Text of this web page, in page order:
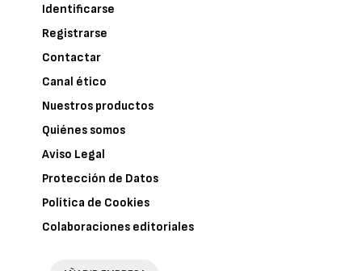
Identificarse
Registrarse
Contactar
Canal ético
Nuestros productos
Quiénes somos
Aviso Legal
Protección de Datos
Política de Cookies
Colaboraciones editoriales